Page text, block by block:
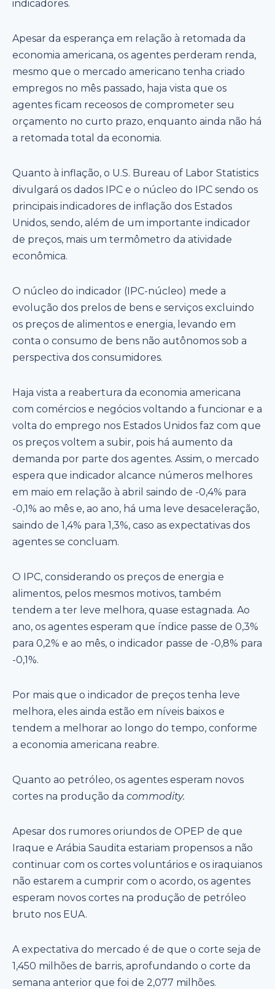
indicadores.
Apesar da esperança em relação à retomada da
economia americana, os agentes perderam renda,
mesmo que o mercado americano tenha criado
empregos no mês passado, haja vista que os
agentes ficam receosos de comprometer seu
orçamento no curto prazo, enquanto ainda não há
a retomada total da economia.
Quanto à inflação, o U.S. Bureau of Labor Statistics
divulgará os dados IPC e o núcleo do IPC sendo os
principais indicadores de inflação dos Estados
Unidos, sendo, além de um importante indicador
de preços, mais um termômetro da atividade
econômica.
O núcleo do indicador (IPC-núcleo) mede a
evolução dos prelos de bens e serviços excluindo
os preços de alimentos e energia, levando em
conta o consumo de bens não autônomos sob a
perspectiva dos consumidores.
Haja vista a reabertura da economia americana
com comércios e negócios voltando a funcionar e a
volta do emprego nos Estados Unidos faz com que
os preços voltem a subir, pois há aumento da
demanda por parte dos agentes. Assim, o mercado
espera que indicador alcance números melhores
em maio em relação à abril saindo de -0,4% para
-0,1% ao mês e, ao ano, há uma leve desaceleração,
saindo de 1,4% para 1,3%, caso as expectativas dos
agentes se concluam.
O IPC, considerando os preços de energia e
alimentos, pelos mesmos motivos, também
tendem a ter leve melhora, quase estagnada. Ao
ano, os agentes esperam que índice passe de 0,3%
para 0,2% e ao mês, o indicador passe de -0,8% para
-0,1%.
Por mais que o indicador de preços tenha leve
melhora, eles ainda estão em níveis baixos e
tendem a melhorar ao longo do tempo, conforme
a economia americana reabre.
Quanto ao petróleo, os agentes esperam novos
cortes na produção da commodity.
Apesar dos rumores oriundos de OPEP de que
Iraque e Arábia Saudita estariam propensos a não
continuar com os cortes voluntários e os iraquianos
não estarem a cumprir com o acordo, os agentes
esperam novos cortes na produção de petróleo
bruto nos EUA.
A expectativa do mercado é de que o corte seja de
1,450 milhões de barris, aprofundando o corte da
semana anterior que foi de 2,077 milhões.